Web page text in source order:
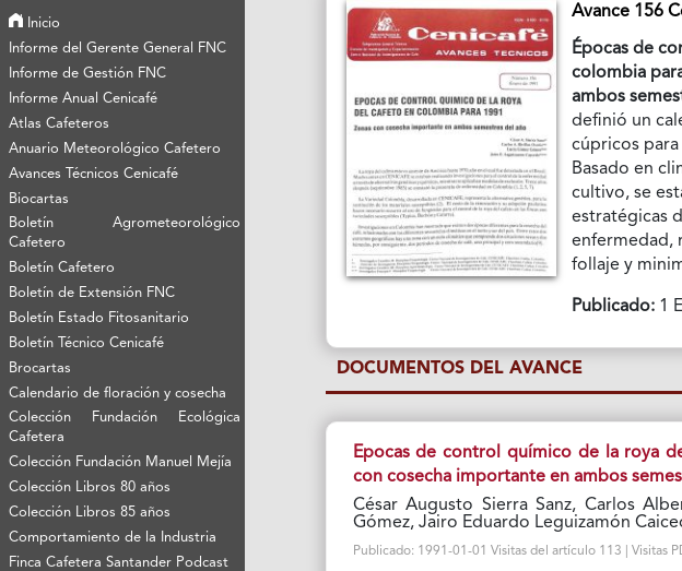
Inicio
Informe del Gerente General FNC
Informe de Gestión FNC
Informe Anual Cenicafé
Atlas Cafeteros
Anuario Meteorológico Cafetero
Avances Técnicos Cenicafé
Biocartas
Boletín Agrometeorológico
Cafetero
Boletín Cafetero
Boletín de Extensión FNC
Boletín Estado Fitosanitario
Boletín Técnico Cenicafé
Brocartas
Calendario de floración y cosecha
Colección Fundación Ecológica
Cafetera
Colección Fundación Manuel Mejía
Colección Libros 80 años
Colección Libros 85 años
Comportamiento de la Industria
Finca Cafetera Santander Podcast
Avance 156
Épocas de
colombia
ambos
definió un
cúpricos
Basado en
cultivo, se
estratégicas
enfermedad,
follaje y
Publicado: 1
DOCUMENTOS DEL AVANCE
Epocas de control químico de la roya
con cosecha importante en ambos
César Augusto Sierra Sanz, Carlos
Gómez, Jairo Eduardo Leguizamón
Publicado: 1991-01-01 Visitas del artículo 113 | Visitas